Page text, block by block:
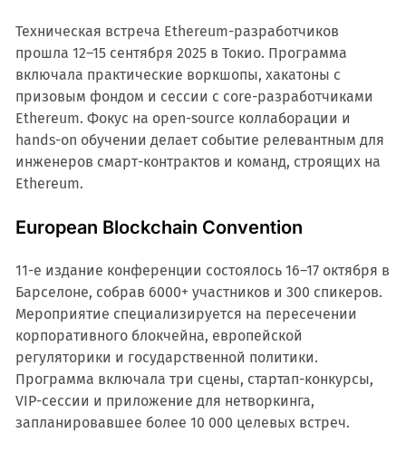
Техническая встреча Ethereum-разработчиков
прошла 12–15 сентября 2025 в Токио. Программа
включала практические воркшопы, хакатоны с
призовым фондом и сессии с core-разработчиками
Ethereum. Фокус на open-source коллаборации и
hands-on обучении делает событие релевантным для
инженеров смарт-контрактов и команд, строящих на
Ethereum.
European Blockchain Convention
11-е издание конференции состоялось 16–17 октября в
Барселоне, собрав 6000+ участников и 300 спикеров.
Мероприятие специализируется на пересечении
корпоративного блокчейна, европейской
регуляторики и государственной политики.
Программа включала три сцены, стартап-конкурсы,
VIP-сессии и приложение для нетворкинга,
запланировавшее более 10 000 целевых встреч.